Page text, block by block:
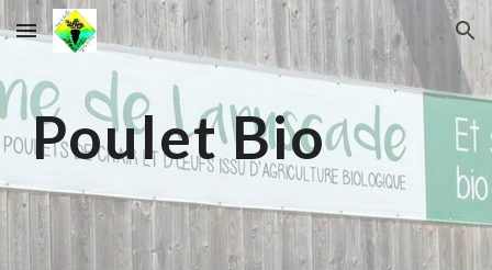
Skip to main content Skip to navigation
Poulet Bio